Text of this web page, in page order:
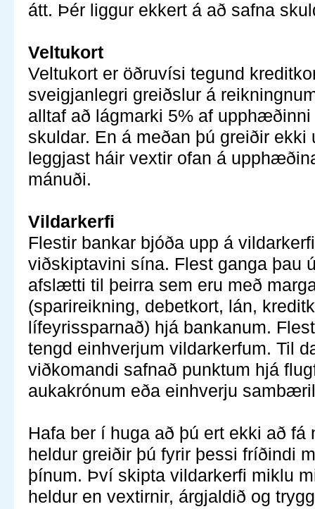
átt. Þér liggur ekkert á að safna
Veltukort
Veltukort er öðruvísi tegund
sveigjanlegri greiðslur á
alltaf að lágmarki 5% af upphæðinni
skuldar. En á meðan þú greiðir ekki
leggjast háir vextir ofan á
mánuði.
Vildarkerfi
Flestir bankar bjóða upp á
viðskiptavini sína. Flest ganga þau
afslætti til þeirra sem eru með
(sparireikning, debetkort, lán,
lífeyrissparnað) hjá bankanum.
tengd einhverjum vildarkerfum. Til
viðkomandi safnað punktum hjá
aukakrónum eða einhverju
Hafa ber í huga að þú ert ekki að fá
heldur greiðir þú fyrir þessi fríðindi
þínum. Því skipta vildarkerfi miklu
heldur en vextirnir, árgjaldið og